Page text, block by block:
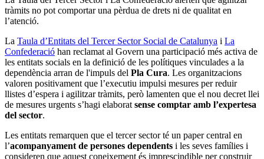
tràmits no pot comportar una pèrdua de drets ni de qualitat en
l’atenció.
La Taula d’Entitats del Tercer Sector Social de Catalunya i La
Confederació han reclamat al Govern una participació més activa de
les entitats socials en la definició de les polítiques vinculades a la
dependència arran de l'impuls del Pla Cura. Les organitzacions
valoren positivament que l’executiu impulsi mesures per reduir
llistes d’espera i agilitzar tràmits, però lamenten que el nou decret llei
de mesures urgents s’hagi elaboratsense comptar amb l’expertesa
del sector.
Les entitats remarquen que el tercer sector té un paper central en
l’acompanyament de persones dependents i les seves famílies i
consideren que aquest coneixement és imprescindible per construir